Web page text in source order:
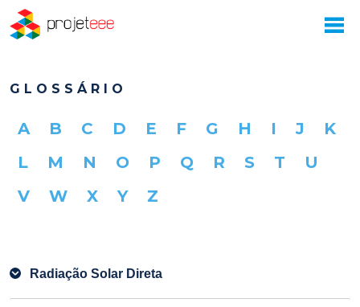
GLOSSÁRIO
A B C D E F G H I J
K
L
M N O P Q R S T
U
V
W X Y Z
Radiação Solar Direta